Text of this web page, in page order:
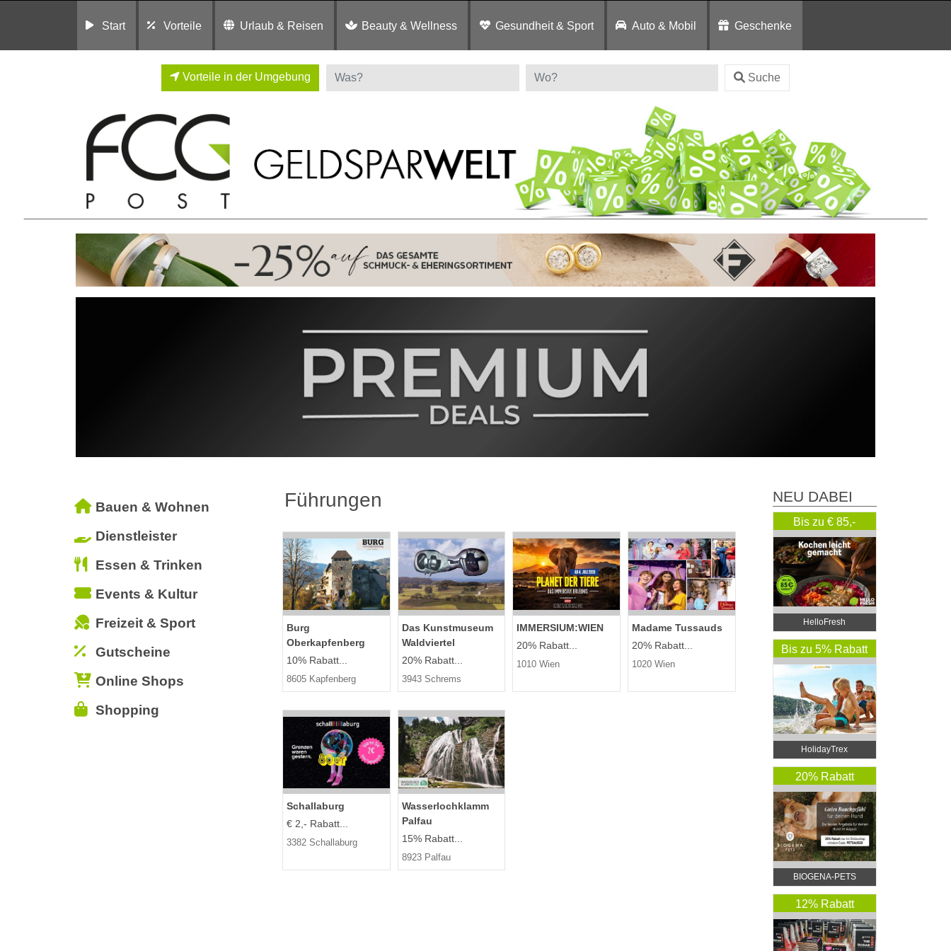
Start Vorteile Urlaub & Reisen Beauty & Wellness Gesundheit & Sport Auto & Mobil Geschenke
Vorteile in der Umgebung Suche
Bauen & Wohnen
Dienstleister
Essen & Trinken
Events & Kultur
Freizeit & Sport
Gutscheine
Online Shops
Shopping
Führungen
Burg
Oberkapfenberg
10% Rabatt...
8605 Kapfenberg
Das Kunstmuseum
Waldviertel
20% Rabatt...
3943 Schrems
IMMERSIUM:WIEN
20% Rabatt...
1010 Wien
Madame Tussauds
20% Rabatt...
1020 Wien
Schallaburg
€ 2,- Rabatt...
3382 Schallaburg
Wasserlochklamm
Palfau
15% Rabatt...
8923 Palfau
NEU DABEI
Bis zu € 85,-
Rabatt
HelloFresh
Bis zu 5% Rabatt
HolidayTrex
20% Rabatt
BIOGENA-PETS
12% Rabatt